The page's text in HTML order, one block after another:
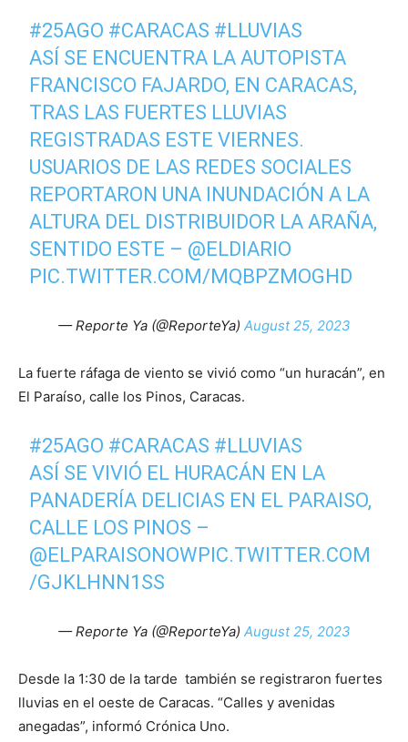
#25AGO #CARACAS #LLUVIAS
ASÍ SE ENCUENTRA LA AUTOPISTA
FRANCISCO FAJARDO, EN CARACAS,
TRAS LAS FUERTES LLUVIAS
REGISTRADAS ESTE VIERNES.
USUARIOS DE LAS REDES SOCIALES
REPORTARON UNA INUNDACIÓN A LA
ALTURA DEL DISTRIBUIDOR LA ARAÑA,
SENTIDO ESTE – @ELDIARIO
PIC.TWITTER.COM/MQBPZMOGHD
— Reporte Ya (@ReporteYa) August 25, 2023
La fuerte ráfaga de viento se vivió como “un huracán”, en
El Paraíso, calle los Pinos, Caracas.
#25AGO #CARACAS #LLUVIAS
ASÍ SE VIVIÓ EL HURACÁN EN LA
PANADERÍA DELICIAS EN EL PARAISO,
CALLE LOS PINOS –
@ELPARAISONOWPIC.TWITTER.COM
/GJKLHNN1SS
— Reporte Ya (@ReporteYa) August 25, 2023
Desde la 1:30 de la tarde también se registraron fuertes
lluvias en el oeste de Caracas. “Calles y avenidas
anegadas”, informó Crónica Uno.